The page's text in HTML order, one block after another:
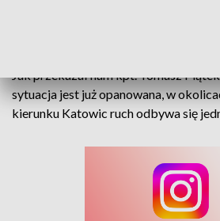
Jak przekazał nam kpt. Tomasz
sytuacja jest już opanowana, w
kierunku Katowic ruch odbywa się